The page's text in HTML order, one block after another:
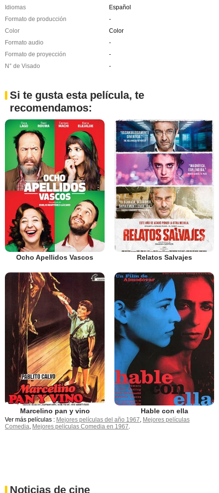
Idiomas
Español
Formato de producción
-
Color
Color
Formato audio
-
Formato de proyección
-
N° de Visado
-
Si te gusta esta película, te
recomendamos:
Ocho Apellidos Vascos Relatos Salvajes
Marcelino pan y vino Hable con ella
Ver más películas : Mejores películas del año 1967, Mejores películas
Comedia, Mejores películas Comedia en 1967.
Noticias de cine